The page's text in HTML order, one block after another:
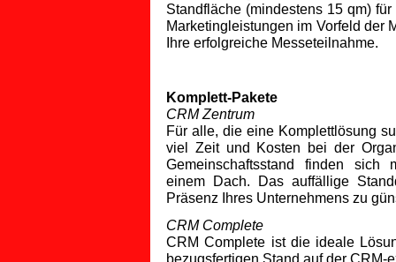
Standfläche (mindestens 15 qm)
Marketingleistungen im Vorfeld der
Ihre erfolgreiche Messeteilnahme.
Komplett-Pakete
CRM Zentrum
Für alle, die eine Komplettlösung
viel Zeit und Kosten bei der
Gemeinschaftsstand finden sich
einem Dach. Das auffällige
Präsenz Ihres Unternehmens zu
CRM Complete
CRM Complete ist die ideale
bezugsfertigen Stand auf der